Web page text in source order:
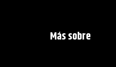
Más sobre